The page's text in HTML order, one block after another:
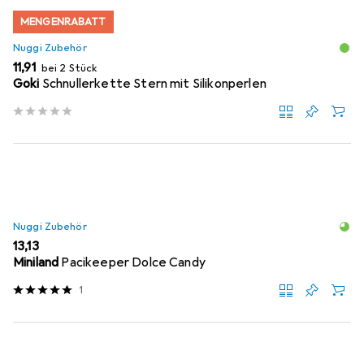
MENGENRABATT
Nuggi Zubehör
EUR
11,91 bei 2 Stück
Goki Schnullerkette Stern mit Silikonperlen
Nuggi Zubehör
EUR
13,13
Miniland Pacikeeper Dolce Candy
1